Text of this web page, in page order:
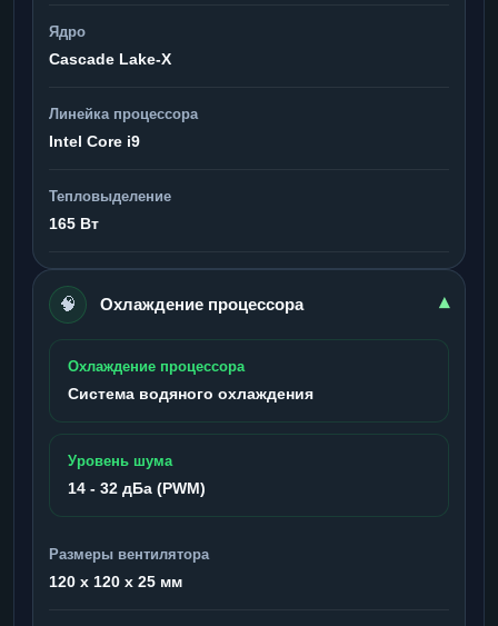
Ядро
Cascade Lake-X
Линейка процессора
Intel Core i9
Тепловыделение
165 Вт
🧠 Охлаждение процессора ▾
Охлаждение процессора
Система водяного охлаждения
Уровень шума
14 - 32 дБа (PWM)
Размеры вентилятора
120 x 120 x 25 мм